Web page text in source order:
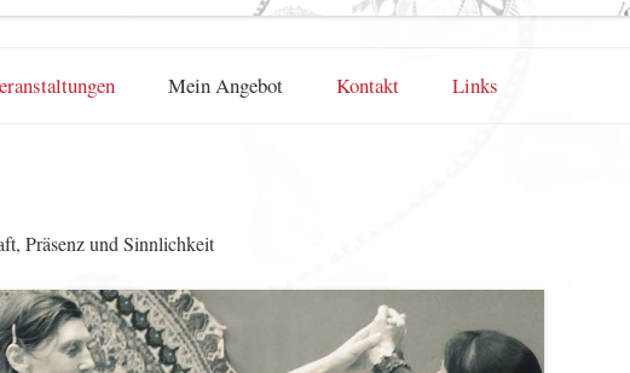
Mein Angebot Kontakt Links
Präsenz und Sinnlichkeit